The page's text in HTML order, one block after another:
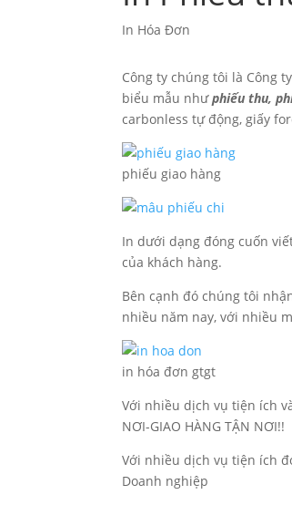
In Hóa Đơn
Công ty chúng tôi là Công ty
biểu mẫu nhưphiếu thu,
carbonless tự động, giấy
phiếu giao hàng
In dưới dạng đóng cuốn
của khách hàng.
Bên cạnh đó chúng tôi
nhiều năm nay, với nhiều
in hóa đơn gtgt
Với nhiều dịch vụ tiện ích
NƠI-GIAO HÀNG TẬN NƠI!!
Với nhiều dịch vụ tiện ích
Doanh nghiệp